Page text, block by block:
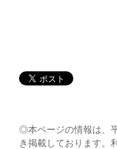
◎本ページの情報は、
き掲載しております。